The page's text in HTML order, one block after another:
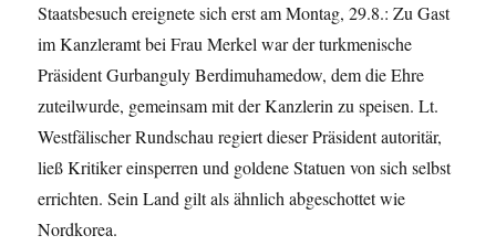
Staatsbesuch ereignete sich erst am Montag, 29.8.: Zu Gast
im Kanzleramt bei Frau Merkel war der turkmenische
Präsident Gurbanguly Berdimuhamedow, dem die Ehre
zuteilwurde, gemeinsam mit der Kanzlerin zu speisen. Lt.
Westfälischer Rundschau regiert dieser Präsident autoritär,
ließ Kritiker einsperren und goldene Statuen von sich selbst
errichten. Sein Land gilt als ähnlich abgeschottet wie
Nordkorea.